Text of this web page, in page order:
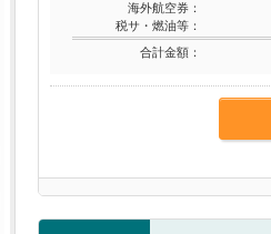
海外航空券：
税サ・燃油等：
合計金額：